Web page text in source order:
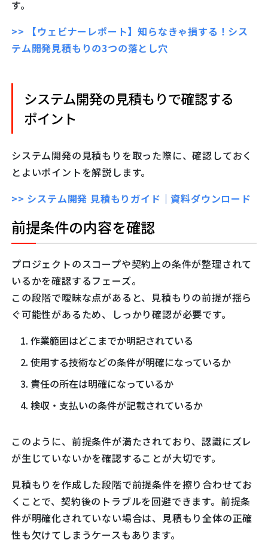
す。
>> 【ウェビナーレポート】知らなきゃ損する！シス
テム開発見積もりの3つの落とし穴
システム開発の見積もりで確認する
ポイント
システム開発の見積もりを取った際に、確認しておく
とよいポイントを解説します。
>> システム開発 見積もりガイド｜資料ダウンロード
前提条件の内容を確認
プロジェクトのスコープや契約上の条件が整理されて
いるかを確認するフェーズ。
この段階で曖昧な点があると、見積もりの前提が揺ら
ぐ可能性があるため、しっかり確認が必要です。
作業範囲はどこまでか明記されている
使用する技術などの条件が明確になっているか
責任の所在は明確になっているか
検収・支払いの条件が記載されているか
このように、前提条件が満たされており、認識にズレ
が生じていないかを確認することが大切です。
見積もりを作成した段階で前提条件を擦り合わせてお
くことで、契約後のトラブルを回避できます。前提条
件が明確化されていない場合は、見積もり全体の正確
性も欠けてしまうケースもあります。